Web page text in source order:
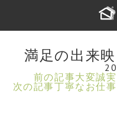
満足の出来
前の記事大変誠
次の記事丁寧なお仕